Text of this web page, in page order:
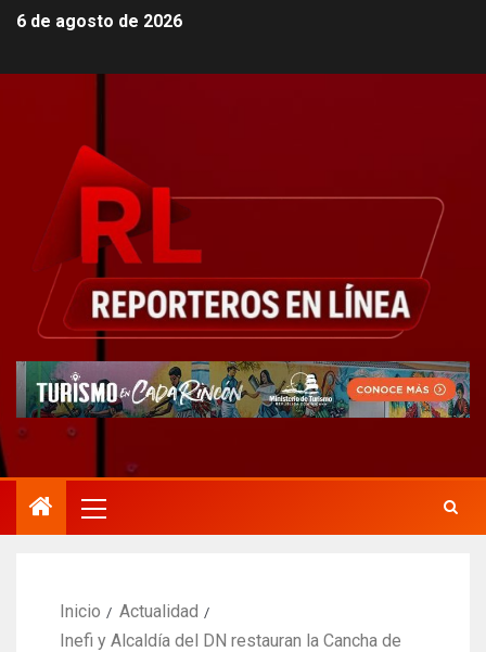
6 de agosto de 2026
Inicio
Actualidad
Inefi y Alcaldía del DN restauran la Cancha de